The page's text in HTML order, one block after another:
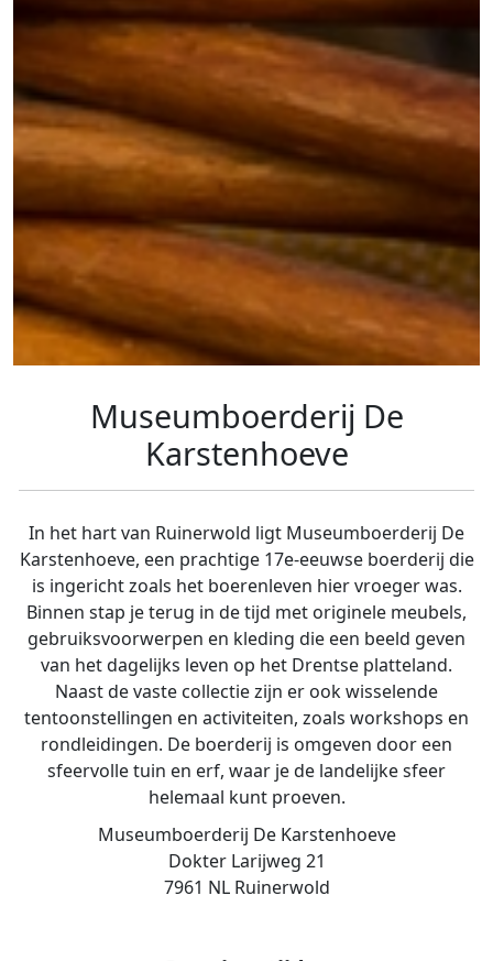
Museumboerderij De
Karstenhoeve
In het hart van Ruinerwold ligt Museumboerderij De
Karstenhoeve, een prachtige 17e-eeuwse boerderij die
is ingericht zoals het boerenleven hier vroeger was.
Binnen stap je terug in de tijd met originele meubels,
gebruiksvoorwerpen en kleding die een beeld geven
van het dagelijks leven op het Drentse platteland.
Naast de vaste collectie zijn er ook wisselende
tentoonstellingen en activiteiten, zoals workshops en
rondleidingen. De boerderij is omgeven door een
sfeervolle tuin en erf, waar je de landelijke sfeer
helemaal kunt proeven.
Museumboerderij De Karstenhoeve
Dokter Larijweg 21
7961 NL Ruinerwold